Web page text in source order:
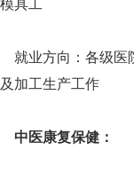
模具工
就业方向：各级医
及加工生产工作
中医康复保健：